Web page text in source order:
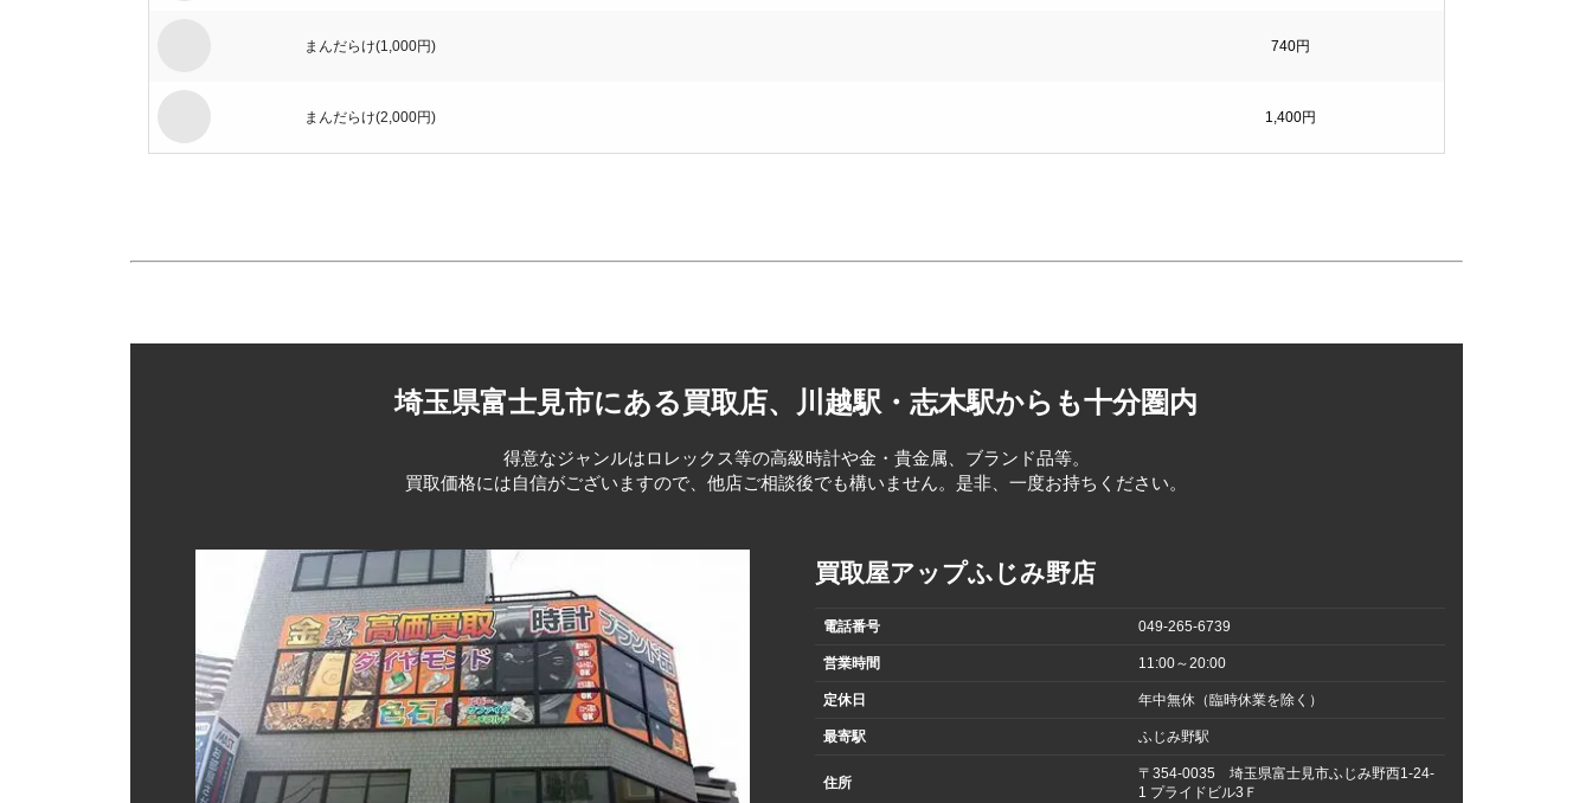
まんだらけ(1,000円) 740円
まんだらけ(2,000円) 1,400円
ブック･オフコーポレーション(500円) 390円
ブック･オフコーポレーション(100円)
フェスタリア(1000円)
ヒラキ(2000円)
ヒマラヤ(1,000円)
バロックジャパンリミテッド(2,000円)
埼玉県富士見市にある買取店、 川越駅・志木駅からも十分圏内
得意なジャンルはロレックス等の高級時計や金・貴金属、ブランド品等。
買取価格には自信がございますので、他店ご相談後でも構いません。是非、一度お持ちください。
買取屋アップふじみ野店
電話番号 049-265-6739
営業時間 11:00～20:00
定休日 年中無休（臨時休業を除く）
最寄駅 ふじみ野駅
住所
〒354-0035 埼玉県富士見市ふじみ野西1-24-
1 プライドビル3Ｆ